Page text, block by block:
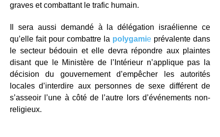
graves et combattant le trafic humain.
Il sera aussi demandé à la délégation israélienne ce
qu’elle fait pour combattre la polygamie prévalente dans
le secteur bédouin et elle devra répondre aux plaintes
disant que le Ministère de l’Intérieur n’applique pas la
décision du gouvernement d’empêcher les autorités
locales d’interdire aux personnes de sexe différent de
s’asseoir l’une à côté de l’autre lors d’événements non-
religieux.